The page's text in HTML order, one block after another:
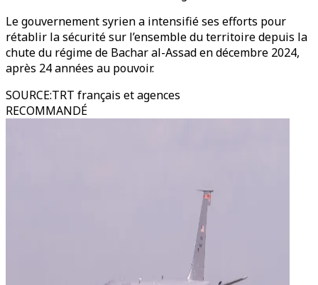
Le gouvernement syrien a intensifié ses efforts pour
rétablir la sécurité sur l’ensemble du territoire depuis la
chute du régime de Bachar al-Assad en décembre 2024,
après 24 années au pouvoir.
SOURCE:TRT français et agences
RECOMMANDÉ